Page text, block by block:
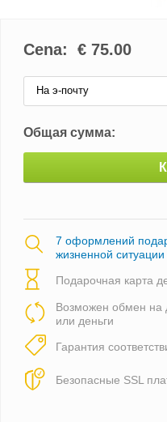
Cena: € 75.00
На э-почту
Общая сумма:
7 оформлений
жизненной ситуации
Подарочная карта
Возможен обмен на
или деньги
Гарантия
Безопасные SSL